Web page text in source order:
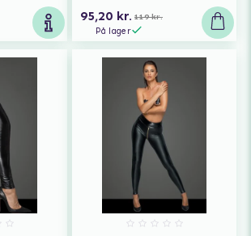
95,20 kr. 119 kr.
På lager